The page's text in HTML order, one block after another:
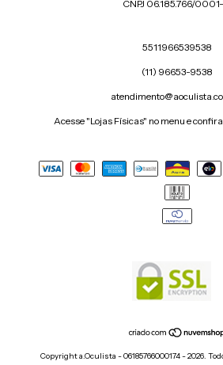
CNPJ 06.185.766/
5511966539538
(11) 96653-9538
Acesse "Lojas Físicas" no menu e
Copyright a.Oculista - 06185766000174 - 2026.